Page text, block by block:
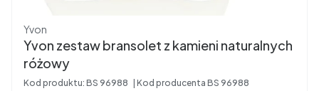
Producent
Yvon
Yvon zestaw bransolet z kamieni naturalnych
różowy
Kod produktu: BS 96988 Kod producenta BS 96988